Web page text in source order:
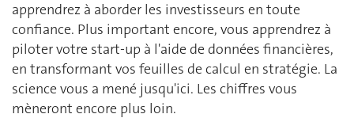
apprendrez à aborder les investisseurs en toute
confiance. Plus important encore, vous apprendrez à
piloter votre start-up à l'aide de données financières,
en transformant vos feuilles de calcul en stratégie. La
science vous a mené jusqu'ici. Les chiffres vous
mèneront encore plus loin.